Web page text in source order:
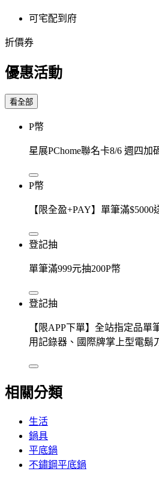
可宅配到府
折價券
優惠活動
看全部
P幣
星展PChome聯名卡8/6 週四加
P幣
【限全盈+PAY】單筆滿$5000
登記抽
單筆滿999元抽200P幣
登記抽
【限APP下單】全站指定品單
用記錄器、國際牌掌上型電鬍
相關分類
生活
鍋具
平底鍋
不鏽鋼平底鍋